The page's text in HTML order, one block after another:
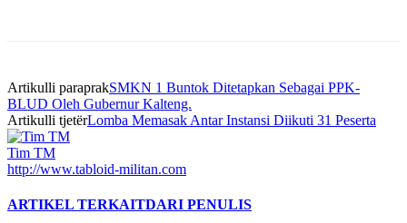
Artikulli paraprakSMKN 1 Buntok Ditetapkan Sebagai PPK-
BLUD Oleh Gubernur Kalteng.
Artikulli tjetërLomba Memasak Antar Instansi Diikuti 31 Peserta
Tim TM
http://www.tabloid-militan.com
ARTIKEL TERKAITDARI PENULIS